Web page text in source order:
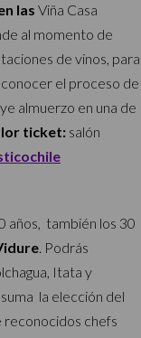
las Viña Casa
al momento de
de vinos, para
conocer el proceso de
almuerzo en una de
ticket: salón
años, también los 30
. Podrás
Itata y
la elección del
reconocidos chefs